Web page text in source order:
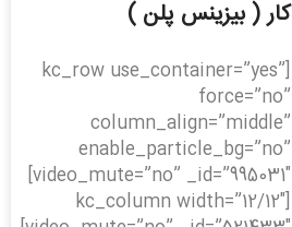
کار ( بیزینس پلن )
[kc_row use_container=”yes”
force=”no”
column_align=”middle”
enable_particle_bg=”no”
video_mute=”no” _id=”995031″]
[kc_column width=”12/12″